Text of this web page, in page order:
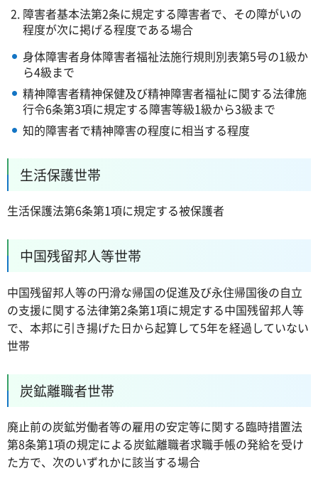
障害者基本法第2条に規定する障害者で、その障がいの
程度が次に掲げる程度である場合
身体障害者身体障害者福祉法施行規則別表第5号の1級か
ら4級まで
精神障害者精神保健及び精神障害者福祉に関する法律施
行令6条第3項に規定する障害等級1級から3級まで
知的障害者で精神障害の程度に相当する程度
生活保護世帯
生活保護法第6条第1項に規定する被保護者
中国残留邦人等世帯
中国残留邦人等の円滑な帰国の促進及び永住帰国後の自立
の支援に関する法律第2条第1項に規定する中国残留邦人等
で、本邦に引き揚げた日から起算して5年を経過していない
世帯
炭鉱離職者世帯
廃止前の炭鉱労働者等の雇用の安定等に関する臨時措置法
第8条第1項の規定による炭鉱離職者求職手帳の発給を受け
た方で、次のいずれかに該当する場合